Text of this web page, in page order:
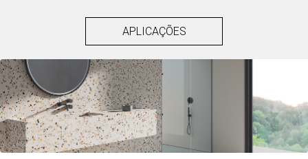
APLICAÇÕES